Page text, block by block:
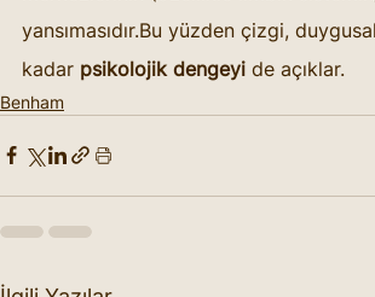
yansımasıdır.Bu yüzden çizgi,
kadar psikolojik dengeyi de açıklar.
Benham